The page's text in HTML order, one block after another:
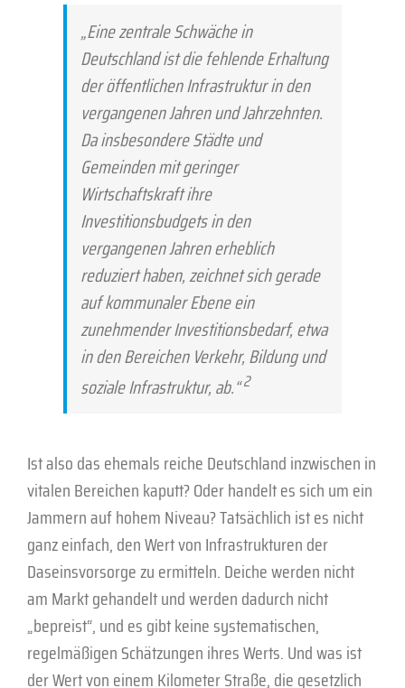
„Eine zentrale Schwäche in
Deutschland ist die fehlende Erhaltung
der öffentlichen Infrastruktur in den
vergangenen Jahren und Jahrzehnten.
Da insbesondere Städte und
Gemeinden mit geringer
Wirtschaftskraft ihre
Investitionsbudgets in den
vergangenen Jahren erheblich
reduziert haben, zeichnet sich gerade
auf kommunaler Ebene ein
zunehmender Investitionsbedarf, etwa
in den Bereichen Verkehr, Bildung und
soziale Infrastruktur, ab.“2
Ist also das ehemals reiche Deutschland inzwischen in
vitalen Bereichen kaputt? Oder handelt es sich um ein
Jammern auf hohem Niveau? Tatsächlich ist es nicht
ganz einfach, den Wert von Infrastrukturen der
Daseinsvorsorge zu ermitteln. Deiche werden nicht
am Markt gehandelt und werden dadurch nicht
„bepreist“, und es gibt keine systematischen,
regelmäßigen Schätzungen ihres Werts. Und was ist
der Wert von einem Kilometer Straße, die gesetzlich